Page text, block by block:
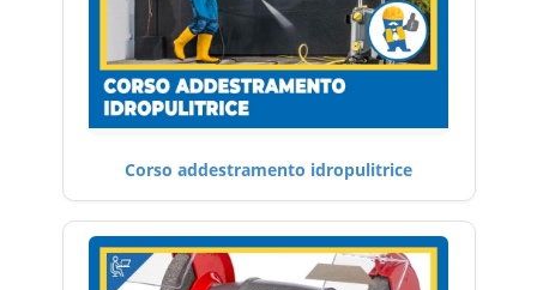
Corso addestramento idropulitrice